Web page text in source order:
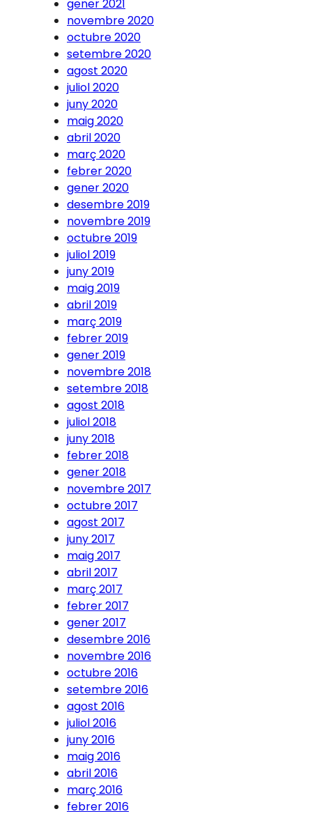
gener 2021
novembre 2020
octubre 2020
setembre 2020
agost 2020
juliol 2020
juny 2020
maig 2020
abril 2020
març 2020
febrer 2020
gener 2020
desembre 2019
novembre 2019
octubre 2019
juliol 2019
juny 2019
maig 2019
abril 2019
març 2019
febrer 2019
gener 2019
novembre 2018
setembre 2018
agost 2018
juliol 2018
juny 2018
febrer 2018
gener 2018
novembre 2017
octubre 2017
agost 2017
juny 2017
maig 2017
abril 2017
març 2017
febrer 2017
gener 2017
desembre 2016
novembre 2016
octubre 2016
setembre 2016
agost 2016
juliol 2016
juny 2016
maig 2016
abril 2016
març 2016
febrer 2016